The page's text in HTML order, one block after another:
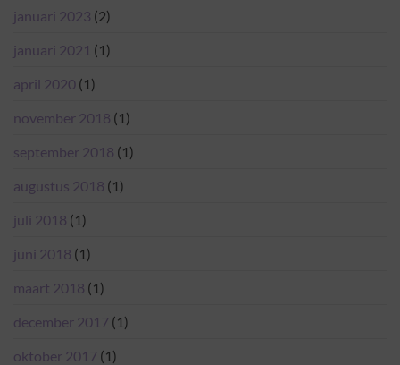
januari 2023 (2)
januari 2021 (1)
april 2020 (1)
november 2018 (1)
september 2018 (1)
augustus 2018 (1)
juli 2018 (1)
juni 2018 (1)
maart 2018 (1)
december 2017 (1)
oktober 2017 (1)